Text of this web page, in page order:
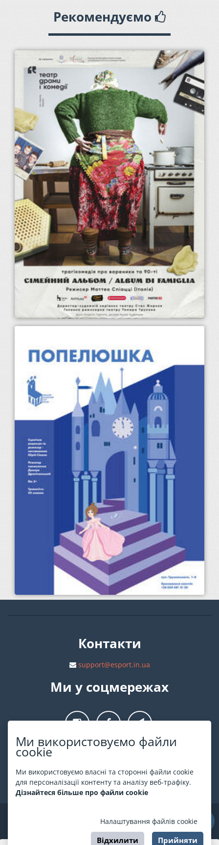
Ми використовуємо файли
cookie
Ми використовуємо власні та сторонні файли cookie
для персоналізації контенту та аналізу веб-трафіку.
Дізнайтеся більше про файли cookie
Налаштування файлів cookie
Відхилити Прийняти
Рекомендуємо
Контакти
support@esport.in.ua
Ми у соцмережах
Про ESPORT .in.ua
На ESPORT.in.ua представлена афіша Києва та інших міст
України. Всі квитки продаються офіційно. Ми працюємо
безпосередньо з касами.